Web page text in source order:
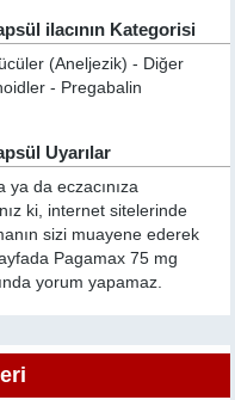
ilacının Kategorisi
(Aneljezik) - Diğer
- Pregabalin
Uyarılar
ya da eczacınıza
ki, internet sitelerinde
sizi muayene ederek
Pagamax 75 mg
yorum yapamaz.